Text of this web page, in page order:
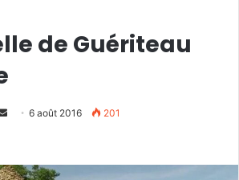
de Guériteau
o
6 août 2016 201